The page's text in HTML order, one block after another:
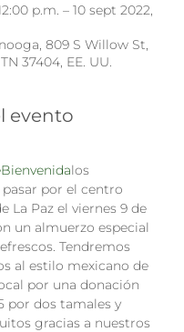
p.m. – 10 sept 2022,
809 S Willow St,
37404, EE. UU.
evento
los
por el centro
La Paz el viernes 9 de
un almuerzo especial
Tendremos
al estilo mexicano de
por una donación
por dos tamales y
gracias a nuestros